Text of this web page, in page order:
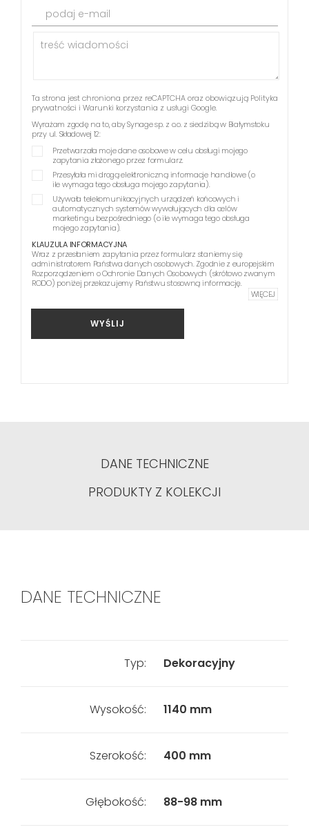
podaj e-mail
Ta strona jest chroniona przez reCAPTCHA oraz obowiązują Polityka
prywatności i Warunki korzystania z usługi Google.
Wyrażam zgodę na to, aby Synage sp. z o.o. z siedzibą w Białymstoku
przy ul. Składowej 12:
Przetwarzała moje dane osobowe w celu obsługi mojego
zapytania złożonego przez formularz.
Przesyłała mi drogą elektroniczną informacje handlowe (o
ile wymaga tego obsługa mojego zapytania).
Używała telekomunikacyjnych urządzeń końcowych i
automatycznych systemów wywołujących dla celów
marketingu bezpośredniego (o ile wymaga tego obsługa
mojego zapytania).
KLAUZULA INFORMACYJNA
Wraz z przesłaniem zapytania przez formularz staniemy się
administratorem Państwa danych osobowych. Zgodnie z europejskim
Rozporządzeniem o Ochronie Danych Osobowych (skrótowo zwanym
RODO) poniżej przekazujemy Państwu stosowną informację.
WIĘCEJ
WYŚLIJ
DANE TECHNICZNE
PRODUKTY Z KOLEKCJI
DANE TECHNICZNE
Typ: Dekoracyjny
Wysokość: 1140 mm
Szerokość: 400 mm
Głębokość: 88-98 mm